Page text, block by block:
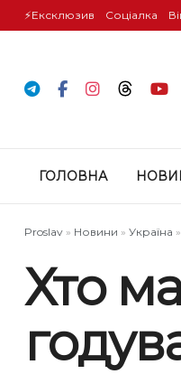
⚡️Ексклюзив Соціалка
ГОЛОВНА
Proslav » Новини » Україна »
Хто